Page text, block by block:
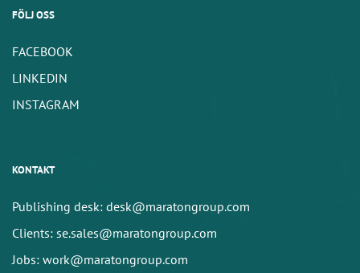
FÖLJ OSS
FACEBOOK
LINKEDIN
INSTAGRAM
KONTAKT
Publishing desk: desk@maratongroup.com
Clients: se.sales@maratongroup.com
Jobs: work@maratongroup.com